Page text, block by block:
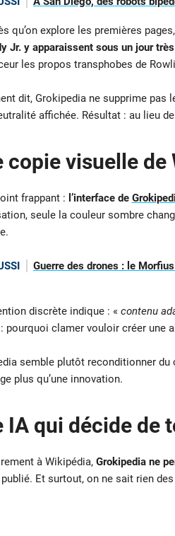
qu’on explore les premières
Jr. y apparaissent sous un jour
les propos transphobes de
dit, Grokipedia ne supprime
affichée. Résultat : au lieu
copie visuelle
frappant : l’interface de
seule la couleur sombre
Guerre des drones : le
discrète indique : « contenu
pourquoi clamer vouloir créer une
semble plutôt reconditionner
plus qu’une innovation.
IA qui décide de
à Wikipédia, Grokipedia ne
Et surtout, on ne sait rien